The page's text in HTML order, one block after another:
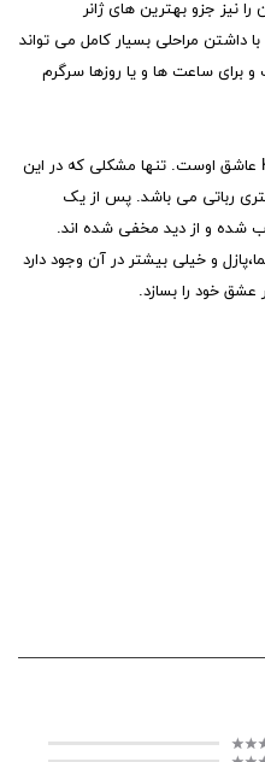
نیز جزو بهترین های ژانر
داشتن مراحلی بسیار کامل می تواند
برای ساعت ها و یا روزها سرگرم
نوا دختری است که پسری به نام Kosmo عاشق اوست. تنها مشکلی که در این
رباتی می باشد. پس از یک
شده و از دید مخفی شده اند.
و خیلی بیشتر در آن وجود دارد